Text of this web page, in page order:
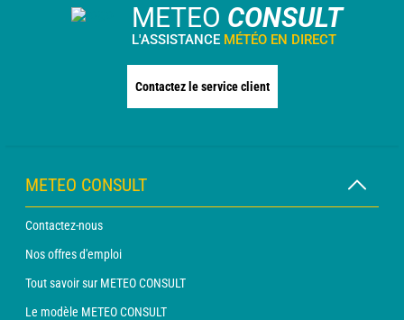
METEO CONSULT
L'ASSISTANCE MÉTÉO EN DIRECT
Contactez le service client
METEO CONSULT
Contactez-nous
Nos offres d'emploi
Tout savoir sur METEO CONSULT
Le modèle METEO CONSULT